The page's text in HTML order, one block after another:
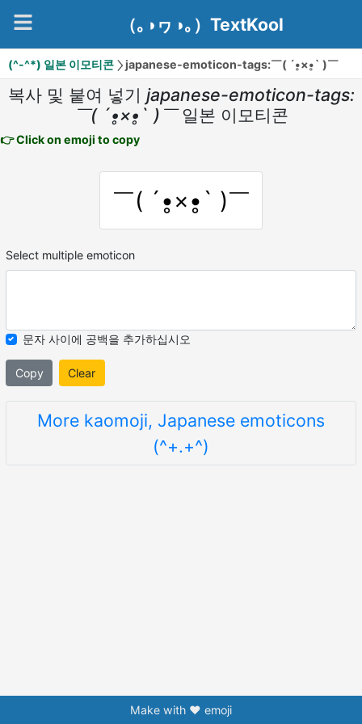
（｡◑ヮ◑｡）TextKool
(^-^*) 일본 이모티콘 japanese-emoticon-tags:￣( ´•̥×•̥` )￣
복사 및 붙여 넣기 japanese-emoticon-tags:
￣( ´•̥×•̥` )￣ 일본 이모티콘
👉 Click on emoji to copy
￣( ´•̥×•̥` )￣
Select multiple emoticon
문자 사이에 공백을 추가하십시오
Copy Clear
More kaomoji, Japanese emoticons
(^+.+^)
Make with ❤️ emoji